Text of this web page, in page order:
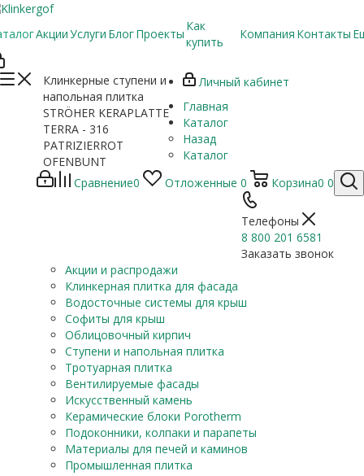
АкцииУслуги БлогПроекты
Как
купить
Компания Контакты
Клинкерные ступени и
напольная плитка
STRÖHER KERAPLATTE
TERRA - 316
PATRIZIERROT
OFENBUNT
Сравнение0 Отложенные 0 Корзина0 0
Телефоны
8 800 201 6581
Заказать звонок
Личный кабинет
Главная
Каталог
Назад
Каталог
Акции и распродажи
Клинкерная плитка для фасада
Водосточные системы для крыш
Софиты для крыш
Облицовочный кирпич
Ступени и напольная плитка
Тротуарная плитка
Вентилируемые фасады
Искусственный камень
Керамические блоки Porotherm
Подоконники, колпаки и парапеты
Материалы для печей и каминов
Промышленная плитка